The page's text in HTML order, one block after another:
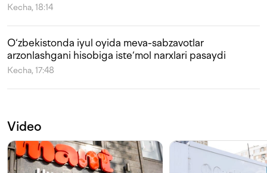
Kecha, 18:14
O‘zbekistonda iyul oyida meva-sabzavotlar
arzonlashgani hisobiga iste‘mol narxlari pasaydi
Kecha, 17:48
Video